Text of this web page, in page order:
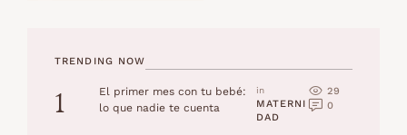
TRENDING NOW
1
El primer mes con tu bebé:
lo que nadie te cuenta
in
MATERNI
DAD
29
0